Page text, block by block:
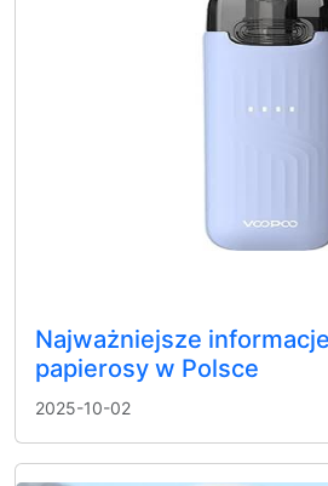
Najważniejsze
papierosy w Polsce
2025-10-02